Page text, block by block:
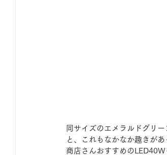
同サイズのエメラルドグリ
と、これもなかなか趣きが
商店さんおすすめのLED40W